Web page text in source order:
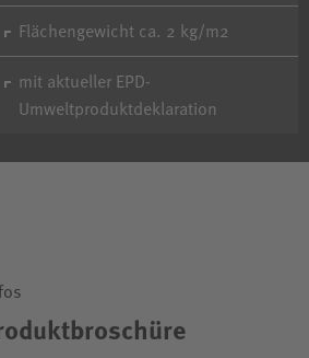
Flächengewicht ca. 2 kg/m2
mit aktueller EPD-
Umweltproduktdeklaration